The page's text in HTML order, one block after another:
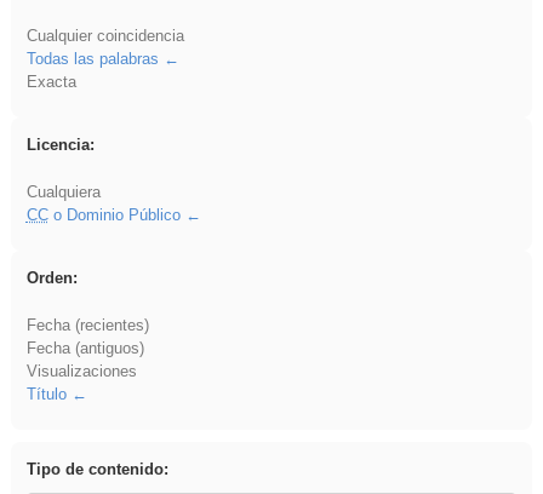
Cualquier coincidencia
Todas las palabras
Exacta
Licencia:
Cualquiera
CCo Dominio Público
Orden:
Fecha (recientes)
Fecha (antiguos)
Visualizaciones
Título
Tipo de contenido: